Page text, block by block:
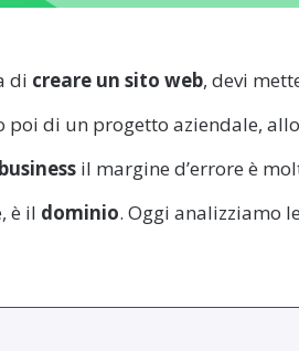
di creare un sito web, devi
poi di un progetto aziendale,
business il margine d’errore è
è il dominio. Oggi analizziamo le